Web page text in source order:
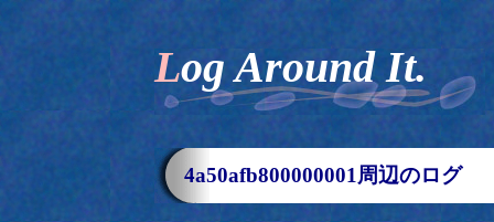
Log Around It.
4a50afb800000001周辺のログ